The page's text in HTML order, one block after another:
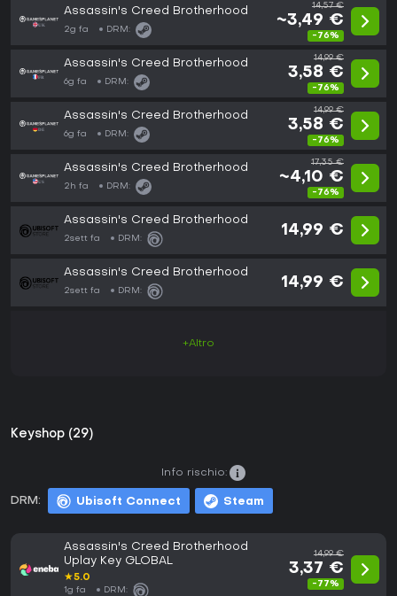
Assassin's Creed Brotherhood
2g fa DRM:
14,57 €
~3,49 €
-76%
Assassin's Creed Brotherhood
6g fa DRM:
14,99 €
3,58 €
-76%
Assassin's Creed Brotherhood
6g fa DRM:
14,99 €
3,58 €
-76%
Assassin's Creed Brotherhood
2h fa DRM:
17,35 €
~4,10 €
-76%
Assassin's Creed Brotherhood
2sett fa DRM:
14,99 €
Assassin's Creed Brotherhood
2sett fa DRM:
14,99 €
+Altro
Keyshop (29)
DRM: Ubisoft Connect Steam
Info rischio:
Assassin's Creed Brotherhood
Uplay Key GLOBAL
★5.0
1g fa DRM:
14,99 €
3,37 €
-77%